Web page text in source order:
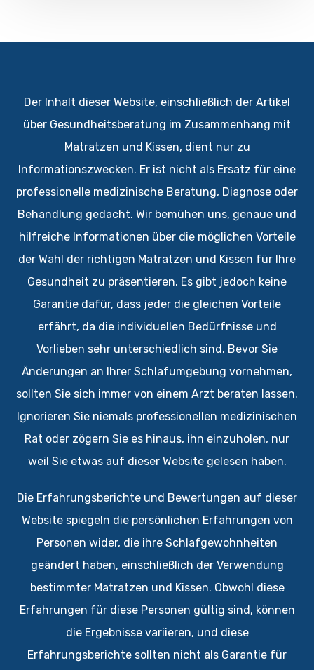
Der Inhalt dieser Website, einschließlich der Artikel
über Gesundheitsberatung im Zusammenhang mit
Matratzen und Kissen, dient nur zu
Informationszwecken. Er ist nicht als Ersatz für eine
professionelle medizinische Beratung, Diagnose oder
Behandlung gedacht. Wir bemühen uns, genaue und
hilfreiche Informationen über die möglichen Vorteile
der Wahl der richtigen Matratzen und Kissen für Ihre
Gesundheit zu präsentieren. Es gibt jedoch keine
Garantie dafür, dass jeder die gleichen Vorteile
erfährt, da die individuellen Bedürfnisse und
Vorlieben sehr unterschiedlich sind. Bevor Sie
Änderungen an Ihrer Schlafumgebung vornehmen,
sollten Sie sich immer von einem Arzt beraten lassen.
Ignorieren Sie niemals professionellen medizinischen
Rat oder zögern Sie es hinaus, ihn einzuholen, nur
weil Sie etwas auf dieser Website gelesen haben.
Die Erfahrungsberichte und Bewertungen auf dieser
Website spiegeln die persönlichen Erfahrungen von
Personen wider, die ihre Schlafgewohnheiten
geändert haben, einschließlich der Verwendung
bestimmter Matratzen und Kissen. Obwohl diese
Erfahrungen für diese Personen gültig sind, können
die Ergebnisse variieren, und diese
Erfahrungsberichte sollten nicht als Garantie für